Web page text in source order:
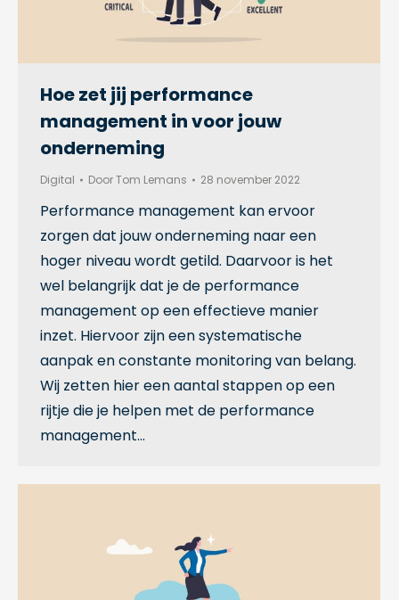
Hoe zet jij performance
management in voor jouw
onderneming
Digital DoorTom Lemans 28 november 2022
Performance management kan ervoor
zorgen dat jouw onderneming naar een
hoger niveau wordt getild. Daarvoor is het
wel belangrijk dat je de performance
management op een effectieve manier
inzet. Hiervoor zijn een systematische
aanpak en constante monitoring van belang.
Wij zetten hier een aantal stappen op een
rijtje die je helpen met de performance
management…